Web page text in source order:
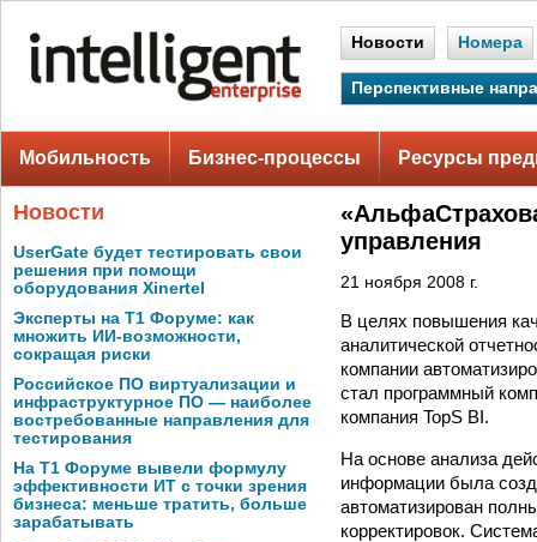
Новости Номера
Перспективные
Мобильность Бизнес-процессы Ресурсы
Новости
UserGate будет тестировать свои
решения при помощи
оборудования Xinertel
Эксперты на Т1 Форуме: как
множить ИИ-возможности,
сокращая риски
Российское ПО виртуализации и
инфраструктурное ПО — наиболее
востребованные направления для
тестирования
На Т1 Форуме вывели формулу
эффективности ИТ с точки зрения
бизнеса: меньше тратить, больше
зарабатывать
управления
21 ноября 2008 г.
В целях повышения
аналитической
компании
стал программный
компания TopS BI.
На основе анализа
информации была
автоматизирован
корректировок.